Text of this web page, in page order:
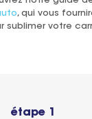
, qui vous
sublimer votre
étape 1